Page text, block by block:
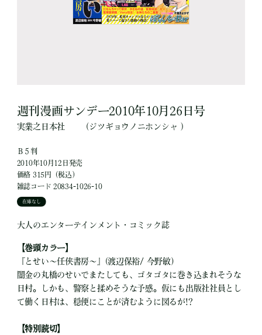
週刊漫画サンデー2010年10月26日号
実業之日本社 （ジツギョウノニホンシャ ）
Ｂ５判
2010年10月12日発売
価格 315円（税込）
雑誌コード 20834-1026-10
在庫なし
大人のエンターテインメント・コミック誌
【巻頭カラー】
『とせい～任侠書房～』(渡辺保裕/ 今野敏)
闇金の丸橋のせいでまたしても、ゴタゴタに巻き込まれそうな
日村。しかも、警察と揉めそうな予感。仮にも出版社社員とし
て働く日村は、穏便にことが済むように図るが!?
【特別読切】